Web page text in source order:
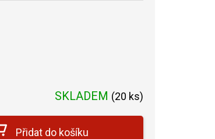
SKLADEM (20 ks)
Přidat do košíku